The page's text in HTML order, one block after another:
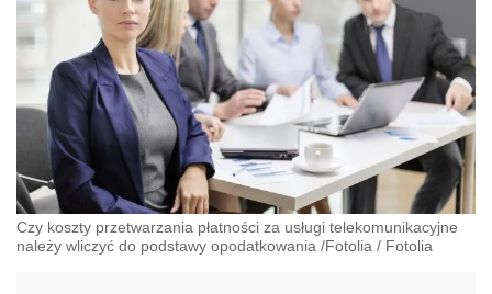
Czy koszty przetwarzania płatności za usługi telekomunikacyjne
należy wliczyć do podstawy opodatkowania /Fotolia / Fotolia